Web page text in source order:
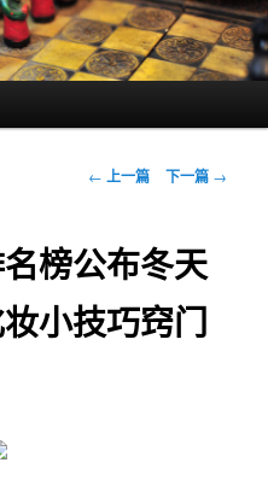
文
航
← 上一篇 下一篇 →
榜公布冬天
小技巧窍门